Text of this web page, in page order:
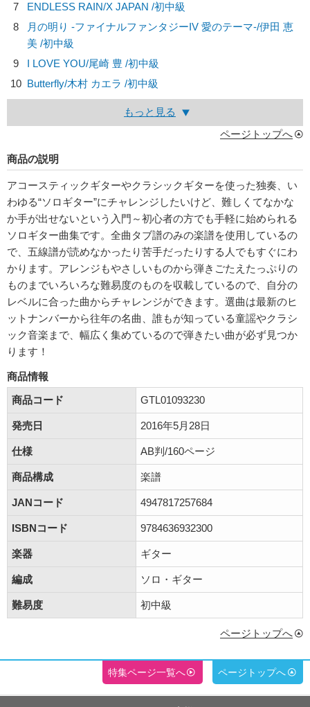
7
ENDLESS RAIN/X JAPAN /初中級
8
月の明り -ファイナルファンタジーIV 愛のテーマ-/伊田 恵
美 /初中級
9
I LOVE YOU/尾崎 豊 /初中級
10 Butterfly/木村 カエラ /初中級
もっと見る
ページトップへ
商品の説明
アコースティックギターやクラシックギターを使った独奏、い
わゆる“ソロギター”にチャレンジしたいけど、難しくてなかな
か手が出せないという入門～初心者の方でも手軽に始められる
ソロギター曲集です。全曲タブ譜のみの楽譜を使用しているの
で、五線譜が読めなかったり苦手だったりする人でもすぐにわ
かります。アレンジもやさしいものから弾きごたえたっぷりの
ものまでいろいろな難易度のものを収載しているので、自分の
レベルに合った曲からチャレンジができます。選曲は最新のヒ
ットナンバーから往年の名曲、誰もが知っている童謡やクラシ
ック音楽まで、幅広く集めているので弾きたい曲が必ず見つか
ります！
商品情報
商品コード
GTL01093230
発売日 2016年5月28日
仕様 AB判/160ページ
商品構成 楽譜
JANコード 4947817257684
ISBNコード 9784636932300
楽器 ギター
編成 ソロ・ギター
難易度 初中級
ページトップへ
特集ページ一覧へ ページトップへ